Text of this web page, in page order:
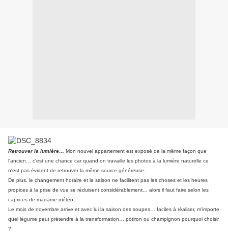
Retrouver la lumière…
Mon nouvel appartement est exposé de la même façon que
l'ancien… c'est une chance car quand on travaille les photos à la lumière naturelle ce
n'est pas évident de retrouver la même source généreuse.
De plus, le changement horaire et la saison ne facilitent pas les choses et les heures
propices à la prise de vue se réduisent considérablement… alors il faut faire selon les
caprices de madame météo…
Le mois de novembre arrive et avec lui la saison des soupes… faciles à réaliser, m'importe
quel légume peut prétendre à la transformation… potiron ou champignon pourquoi choisir
?